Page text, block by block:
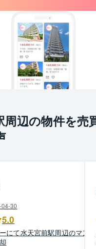
周辺の物件を売
30
5.0
にて水天宮前駅周辺のマン